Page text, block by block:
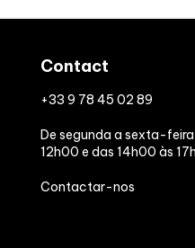
Informação
Valores
Energia kJ (kcal)
Teor de gordura
Contact
+33 9 78 45 02 89
De segunda a sexta-
12h00 e das 14h00 às
Contactar-nos